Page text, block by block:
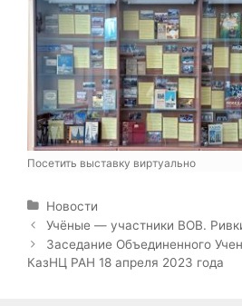
Посетить выставку виртуально
Р
у
б
р
Новости
Н
а
в
Учёные — участники ВОВ.
Заседание Объединенного
КазНЦ РАН 18 апреля 2023 года